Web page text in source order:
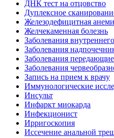
ДНК тест на отцовство
Дуплексное
Железодефицитная
Желчекаменная болезнь
Заболевания
Заболевания
Заболевания
Заболевания
Запись на прием к врачу
Иммунологические
Инсульт
Инфаркт миокарда
Инфекционист
Ирригоскопия
Иссечение анальной